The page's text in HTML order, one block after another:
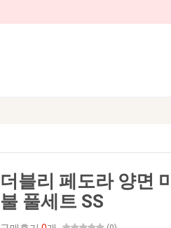
더블리 페도라 양면
불 풀세트 SS